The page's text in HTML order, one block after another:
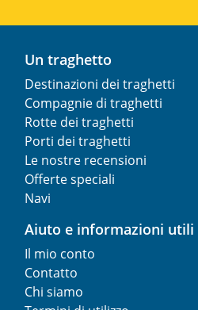
Un traghetto
Destinazioni dei traghetti
Compagnie di traghetti
Rotte dei traghetti
Porti dei traghetti
Le nostre recensioni
Offerte speciali
Navi
Aiuto e informazioni utili
Il mio conto
Contatto
Chi siamo